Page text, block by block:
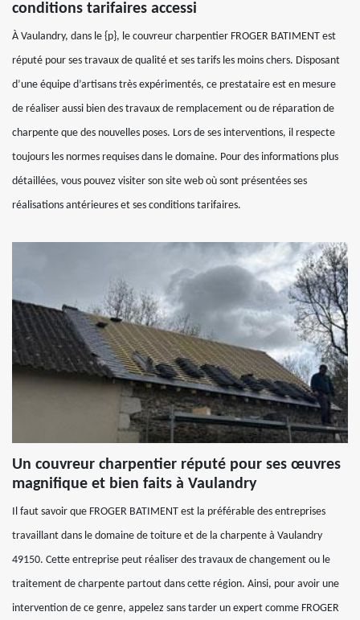
conditions tarifaires accessi
À Vaulandry, dans le {p}, le couvreur charpentier FROGER BATIMENT est
réputé pour ses travaux de qualité et ses tarifs les moins chers. Disposant
d’une équipe d’artisans très expérimentés, ce prestataire est en mesure
de réaliser aussi bien des travaux de remplacement ou de réparation de
charpente que des nouvelles poses. Lors de ses interventions, il respecte
toujours les normes requises dans le domaine. Pour des informations plus
détaillées, vous pouvez visiter son site web où sont présentées ses
réalisations antérieures et ses conditions tarifaires.
Un couvreur charpentier réputé pour ses œuvres
magnifique et bien faits à Vaulandry
Il faut savoir que FROGER BATIMENT est la préférable des entreprises
travaillant dans le domaine de toiture et de la charpente à Vaulandry
49150. Cette entreprise peut réaliser des travaux de changement ou le
traitement de charpente partout dans cette région. Ainsi, pour avoir une
intervention de ce genre, appelez sans tarder un expert comme FROGER